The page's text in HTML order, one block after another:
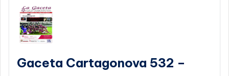
Gaceta Cartagonova 532 –